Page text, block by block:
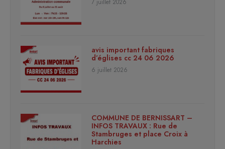
7 juillet 2026
avis important fabriques
d’églises cc 24 06 2026
6 juillet 2026
COMMUNE DE BERNISSART –
INFOS TRAVAUX : Rue de
Stambruges et place Croix à
Harchies